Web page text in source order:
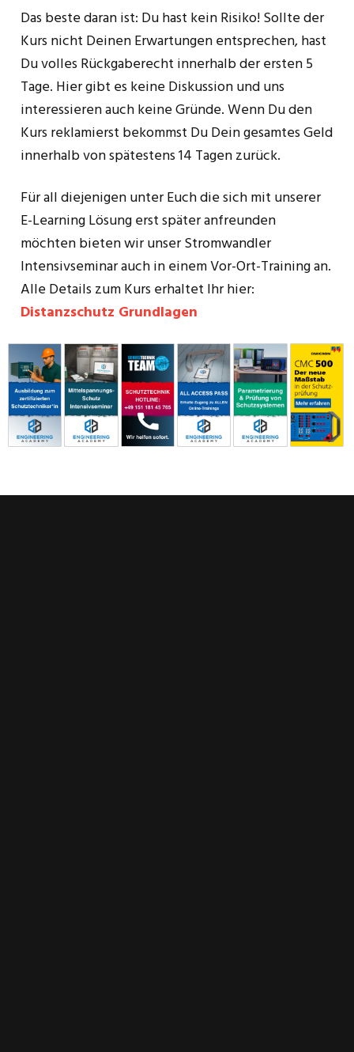
Das beste daran ist: Du hast kein Risiko! Sollte der
Kurs nicht Deinen Erwartungen entsprechen, hast
Du volles Rückgaberecht innerhalb der ersten 5
Tage. Hier gibt es keine Diskussion und uns
interessieren auch keine Gründe. Wenn Du den
Kurs reklamierst bekommst Du Dein gesamtes Geld
innerhalb von spätestens 14 Tagen zurück.
Für all diejenigen unter Euch die sich mit unserer
E-Learning Lösung erst später anfreunden
möchten bieten wir unser Stromwandler
Intensivseminar auch in einem Vor-Ort-Training an.
Alle Details zum Kurs erhaltet Ihr hier:
Distanzschutz Grundlagen